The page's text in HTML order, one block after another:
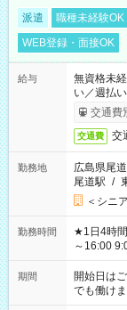
派遣 職種未経験OK
WEB登録・面接OK
給与
無資格未
い／週払
完了次第
交通費
交通費 交
勤務地
広島県尾
尾道駅 /
＜シニ
勤務時間
★1日4時間～の時短
～16:00
の場合、
せん ※法
象となり
り、短時
期間
開始日は
でも働けま